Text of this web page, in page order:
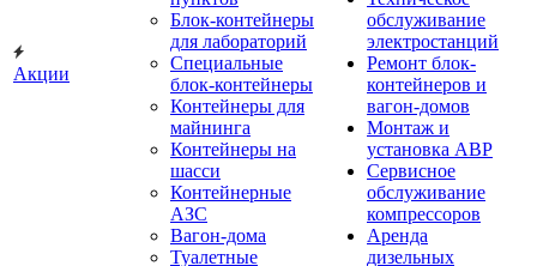
Акции
Блок-контейнеры
для лабораторий
Специальные
блок-контейнеры
Контейнеры для
майнинга
Контейнеры на
шасси
Контейнерные
АЗС
Вагон-дома
Туалетные
обслуживание
электростанций
Ремонт блок-
контейнеров и
вагон-домов
Монтаж и
установка АВР
Сервисное
обслуживание
компрессоров
Аренда
дизельных